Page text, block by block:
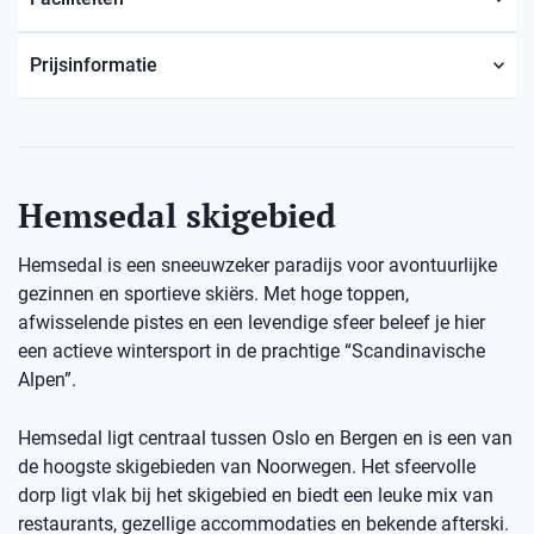
Prijsinformatie
Hemsedal skigebied
Hemsedal is een sneeuwzeker paradijs voor avontuurlijke
gezinnen en sportieve skiërs. Met hoge toppen,
afwisselende pistes en een levendige sfeer beleef je hier
een actieve wintersport in de prachtige “Scandinavische
Alpen”.
Hemsedal ligt centraal tussen Oslo en Bergen en is een van
de hoogste skigebieden van Noorwegen. Het sfeervolle
dorp ligt vlak bij het skigebied en biedt een leuke mix van
restaurants, gezellige accommodaties en bekende afterski.